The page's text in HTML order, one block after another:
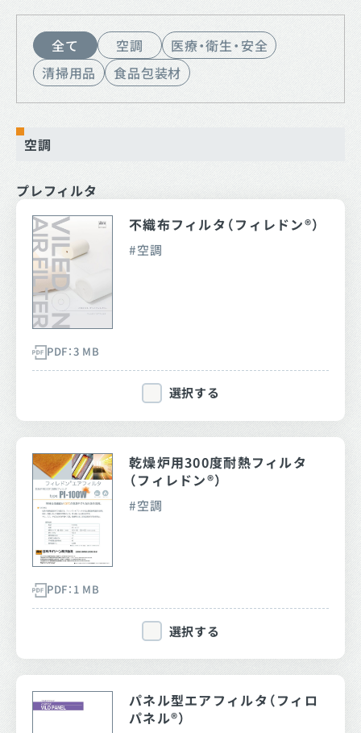
全て 空調
医療・衛生・安全
清掃用品
食品包装材
空調
プレフィルタ
不織布フィルタ（フィレドン®）
空調
PDF：3 MB
選択する
乾燥炉用300度耐熱フィルタ
（フィレドン®）
空調
PDF：1 MB
選択する
パネル型エアフィルタ（フィロ
パネル®）